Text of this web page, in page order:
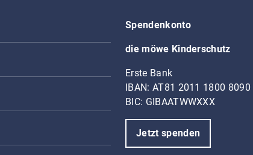
Spendenkonto
die möwe Kinderschutz
Erste Bank
IBAN: AT81 2011 1800
BIC: GIBAATWWXXX
Jetzt spenden